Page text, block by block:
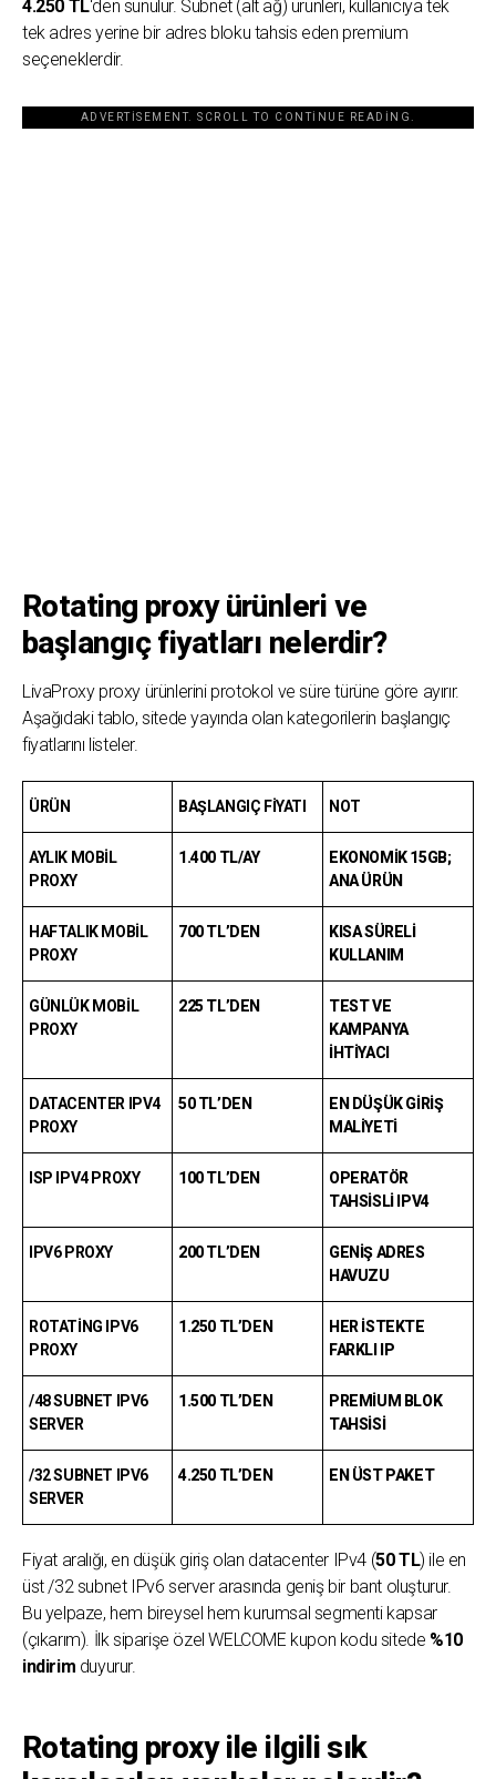
4.250 TL‘den sunulur. Subnet (alt ağ) ürünleri, kullanıcıya tek
tek adres yerine bir adres bloku tahsis eden premium
seçeneklerdir.
ADVERTISEMENT. SCROLL TO CONTINUE READING.
Rotating proxy ürünleri ve
başlangıç fiyatları nelerdir?
LivaProxy proxy ürünlerini protokol ve süre türüne göre ayırır.
Aşağıdaki tablo, sitede yayında olan kategorilerin başlangıç
fiyatlarını listeler.
ÜRÜN BAŞLANGIÇ FIYATI NOT
AYLIK MOBIL
PROXY
1.400 TL/AY
EKONOMIK 15GB;
ANA ÜRÜN
HAFTALIK MOBIL
PROXY
700 TL’DEN
KISA SÜRELI
KULLANIM
GÜNLÜK MOBIL
PROXY
225 TL’DEN
TEST VE
KAMPANYA
IHTIYACI
DATACENTER IPV4
PROXY
50 TL’DEN
EN DÜŞÜK GIRIŞ
MALIYETI
ISP IPV4 PROXY 100 TL’DEN
OPERATÖR
TAHSISLI IPV4
IPV6 PROXY 200 TL’DEN
GENIŞ ADRES
HAVUZU
ROTATING IPV6
PROXY
1.250 TL’DEN
HER ISTEKTE
FARKLI IP
/48 SUBNET IPV6
SERVER
1.500 TL’DEN
PREMIUM BLOK
TAHSISI
/32 SUBNET IPV6
SERVER
4.250 TL’DEN EN ÜST PAKET
Fiyat aralığı, en düşük giriş olan datacenter IPv4 (50 TL) ile en
üst /32 subnet IPv6 server arasında geniş bir bant oluşturur.
Bu yelpaze, hem bireysel hem kurumsal segmenti kapsar
(çıkarım). İlk siparişe özel WELCOME kupon kodu sitede %10
indirim duyurur.
Rotating proxy ile ilgili sık